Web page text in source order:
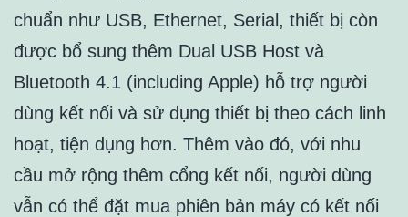
chuẩn như USB, Ethernet, Serial, thiết bị còn
được bổ sung thêm Dual USB Host và
Bluetooth 4.1 (including Apple) hỗ trợ người
dùng kết nối và sử dụng thiết bị theo cách linh
hoạt, tiện dụng hơn. Thêm vào đó, với nhu
cầu mở rộng thêm cổng kết nối, người dùng
vẫn có thể đặt mua phiên bản máy có kết nối